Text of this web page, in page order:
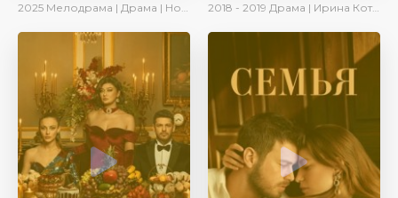
2025 Мелодрама | Драма | Новинки | Сериалы 2025 2018 - 2019 Драма | Ирина Котова